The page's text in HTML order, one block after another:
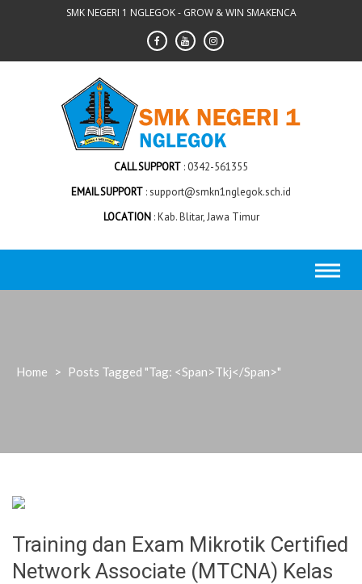
SMK NEGERI 1 NGLEGOK - GROW & WIN SMAKENCA
CALL SUPPORT 0342-561355
EMAIL SUPPORT support@smkn1nglegok.sch.id
LOCATION Kab. Blitar, Jawa Timur
Home > Posts Tagged "Tag: <span>tkj</span>"
Training dan Exam Mikrotik Certified
Network Associate (MTCNA) Kelas